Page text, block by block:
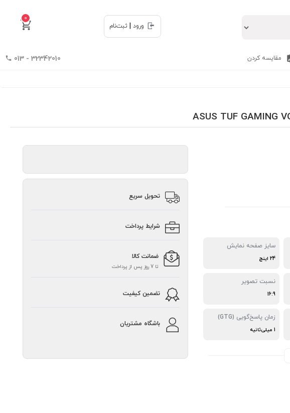
0
ورود
ثبت‌نام
مقایسه کردن 32342010 - 013
سایز صفحه نمایش
24 اینچ
نسبت تصویر
16:9
زمان پاسخ‌گویی (GTG)
1 میلی‌ثانیه
تحویل سریع
شرایط پرداخت
ضمانت کالا
تا 7 روز پس از پرداخت
تضمین کیفیت
باشگاه مشتریان